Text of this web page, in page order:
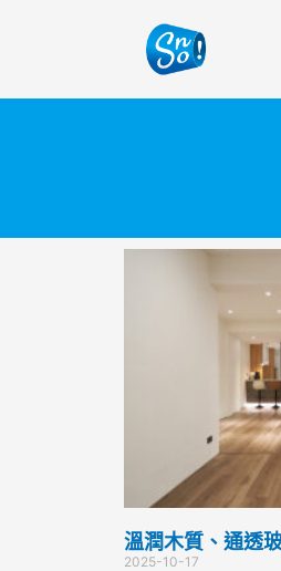
溫潤木質、通透
2025-10-17